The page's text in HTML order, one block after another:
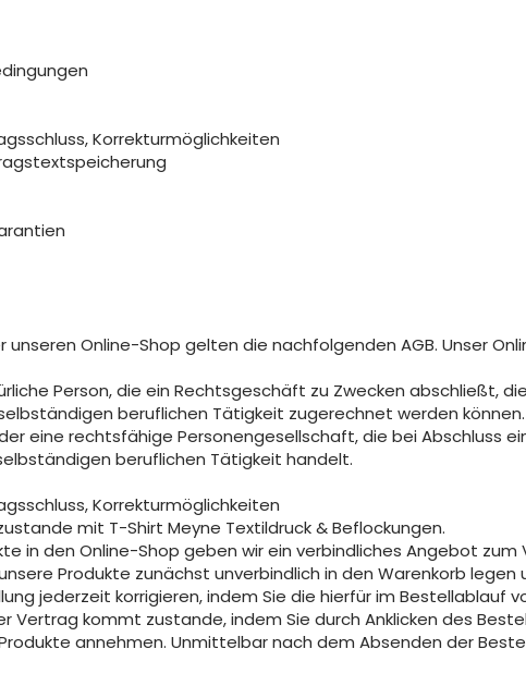
Korrekturmöglichkeiten
unseren Online-Shop gelten die nachfolgenden AGB. Unser
Person, die ein Rechtsgeschäft zu Zwecken abschließt,
beruflichen Tätigkeit zugerechnet werden
eine rechtsfähige Personengesellschaft, die bei Abschluss
beruflichen Tätigkeit handelt.
Korrekturmöglichkeiten
mit T-Shirt Meyne Textildruck & Beflockungen.
in den Online-Shop geben wir ein verbindliches Angebot
Produkte zunächst unverbindlich in den Warenkorb legen
jederzeit korrigieren, indem Sie die hierfür im Bestellablauf
Vertrag kommt zustande, indem Sie durch Anklicken des
annehmen. Unmittelbar nach dem Absenden der